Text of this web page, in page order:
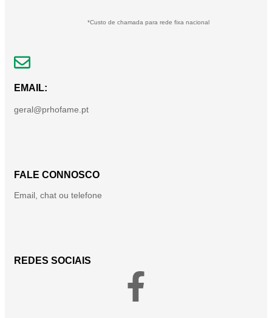
*Custo de chamada para rede fixa nacional
EMAIL:
geral@prhofame.pt
FALE CONNOSCO
Email, chat ou telefone
REDES SOCIAIS